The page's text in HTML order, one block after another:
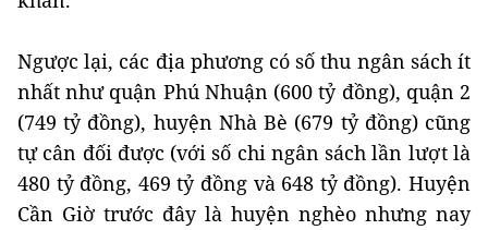
Ngược lại, các địa phương có số thu ngân sách ít
nhất như quận Phú Nhuận (600 tỷ đồng), quận 2
(749 tỷ đồng), huyện Nhà Bè (679 tỷ đồng) cũng
tự cân đối được (với số chi ngân sách lần lượt là
480 tỷ đồng, 469 tỷ đồng và 648 tỷ đồng). Huyện
Cần Giờ trước đây là huyện nghèo nhưng nay